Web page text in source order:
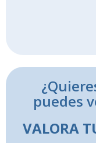
puedes
VALORA